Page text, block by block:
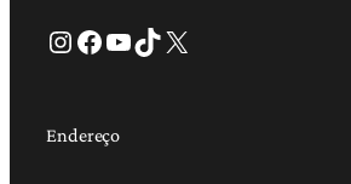
Instagram Facebook Youtube TikTok X
Endereço